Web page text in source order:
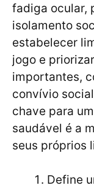
fadiga ocular,
isolamento
estabelecer
jogo e
importantes,
convívio
chave para
saudável é a
seus próprios
Define